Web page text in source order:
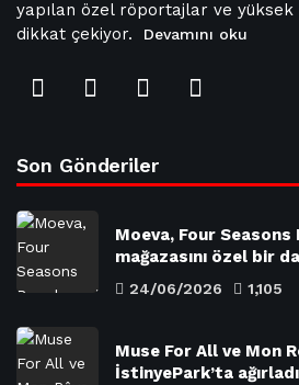
yapılan özel röportajlar ve
dikkat çekiyor.
Devamını oku
Son Gönderiler
Moeva, Four
mağazasını özel bir
24/06/2026 1,105
Muse For All ve Mon
İstinyePark’ta ağırladı